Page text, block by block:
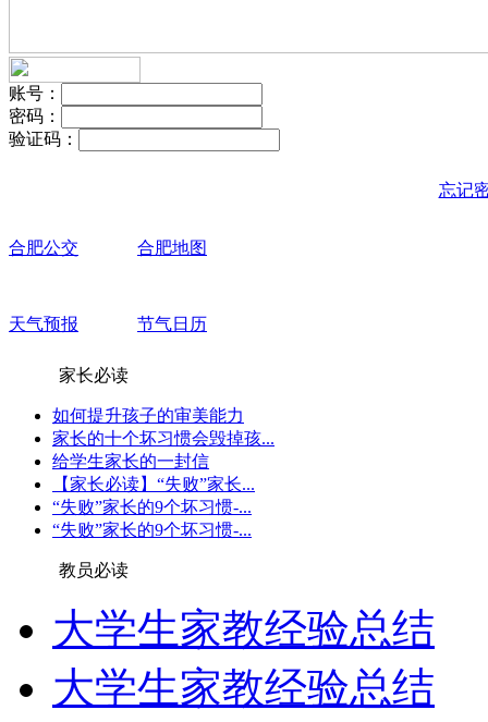
账号 ：
密码 ：
验证码：
忘记
合肥公交 合肥地图
天气预报 节气日历
家长必读
如何提升孩子的审美能力
家长的十个坏习惯会毁掉孩...
给学生家长的一封信
【家长必读】“失败”家长...
“失败”家长的9个坏习惯-...
“失败”家长的9个坏习惯-...
教员必读
大学生家教经验总结
大学生家教经验总结